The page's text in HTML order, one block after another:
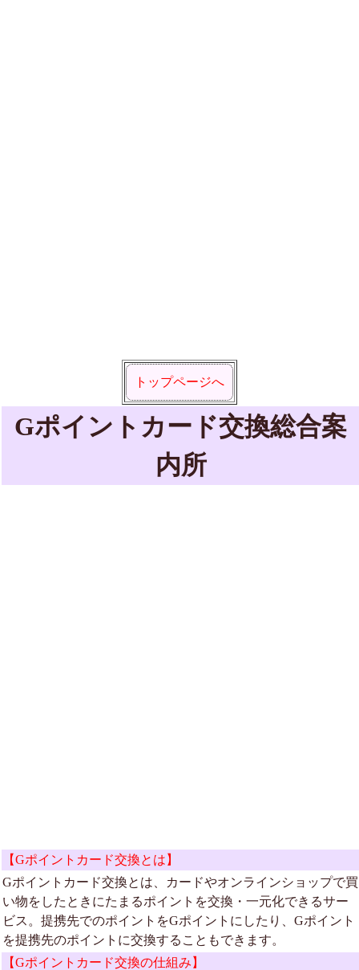
トップページへ
Gポイントカード交換総合案
内所
【Gポイントカード交換とは】
Gポイントカード交換とは、カードやオンラインショップで買
い物をしたときにたまるポイントを交換・一元化できるサー
ビス。提携先でのポイントをGポイントにしたり、Gポイント
を提携先のポイントに交換することもできます。
【Gポイントカード交換の仕組み】